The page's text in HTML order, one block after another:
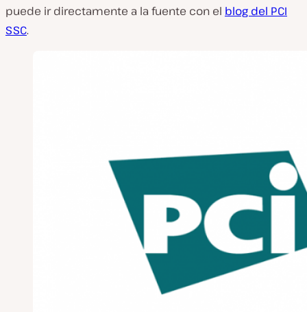
puede ir directamente a la fuente con el blog del PCI
SSC.